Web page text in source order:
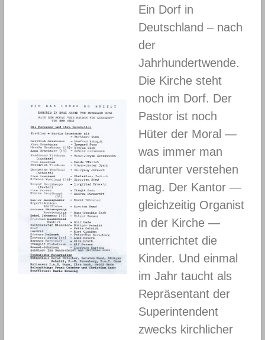
Ein Dorf in
Deutschland – nach
der
Jahrhundertwende.
Die Kirche steht
noch im Dorf. Der
Pastor ist noch
Hüter der Moral —
was immer man
darunter verstehen
mag. Der Kantor —
gleichzeitig Organist
in der Kirche —
unterrichtet die
Kinder. Und einmal
im Jahr taucht als
Repräsentant der
Superintendent
zwecks kirchlicher